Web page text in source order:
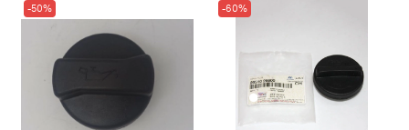
-50% -60%